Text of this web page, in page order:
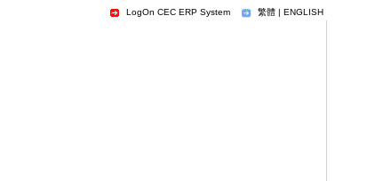
LogOn CEC ERP System 繁體 | ENGLISH